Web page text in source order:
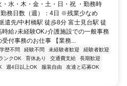
水・木・金・土・日・祝 ・勤務時
務日数（週）：4日 ※残業少なめ
遣先/中村橋駅 徒歩8分 富士見台駅 徒
給♪未経験OK♪介護施設での一般事務
付事務のお仕事 【業務...
学歴不問 経験不問 未経験者歓迎
経験者歓迎
ンクOK 育休あり 交通費支給
長期歓迎
週4日以上OK 服装自由
友達と応募OK